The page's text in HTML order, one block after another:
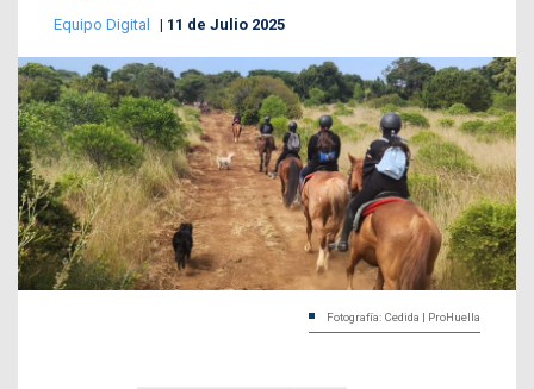
Equipo Digital 11 de Julio 2025
Fotografía: Cedida | ProHuella